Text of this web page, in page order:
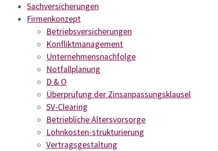
Sachversicherungen
Firmenkonzept
Betriebsversicherungen
Konfliktmanagement
Unternehmensnachfolge
Notfallplanung
D & O
Überprüfung der Zinsanpassungsklausel
SV-Clearing
Betriebliche Altersvorsorge
Lohnkosten-strukturierung
Vertragsgestaltung